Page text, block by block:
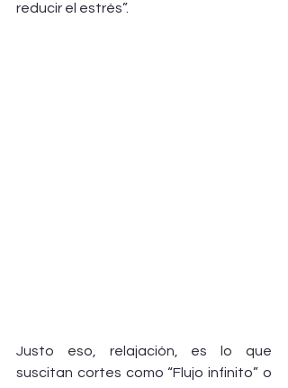
reducir el estrés”.
Justo eso, relajación, es lo que
suscitan cortes como “Flujo infinito” o